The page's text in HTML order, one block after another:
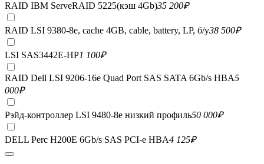
RAID IBM ServeRAID 5225(кэш 4Gb)35 200₽
RAID LSI 9380-8e, сache 4GB, cable, battery, LP, б/у38 500₽
LSI SAS3442E-HP1 100₽
RAID Dell LSI 9206-16e Quad Port SAS SATA 6Gb/s HBA5
000₽
Рэйд-контроллер LSI 9480-8e низкий профиль50 000₽
DELL Perc H200E 6Gb/s SAS PCI-e HBA4 125₽